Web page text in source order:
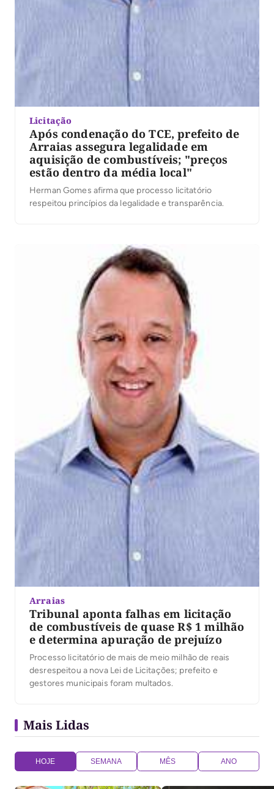
Licitação
Após condenação do TCE, prefeito de
Arraias assegura legalidade em
aquisição de combustíveis; "preços
estão dentro da média local"
Herman Gomes afirma que processo licitatório
respeitou princípios da legalidade e transparência.
Arraias
Tribunal aponta falhas em licitação
de combustíveis de quase R$ 1 milhão
e determina apuração de prejuízo
Processo licitatório de mais de meio milhão de reais
desrespeitou a nova Lei de Licitações; prefeito e
gestores municipais foram multados.
Mais Lidas
HOJE SEMANA MÊS ANO